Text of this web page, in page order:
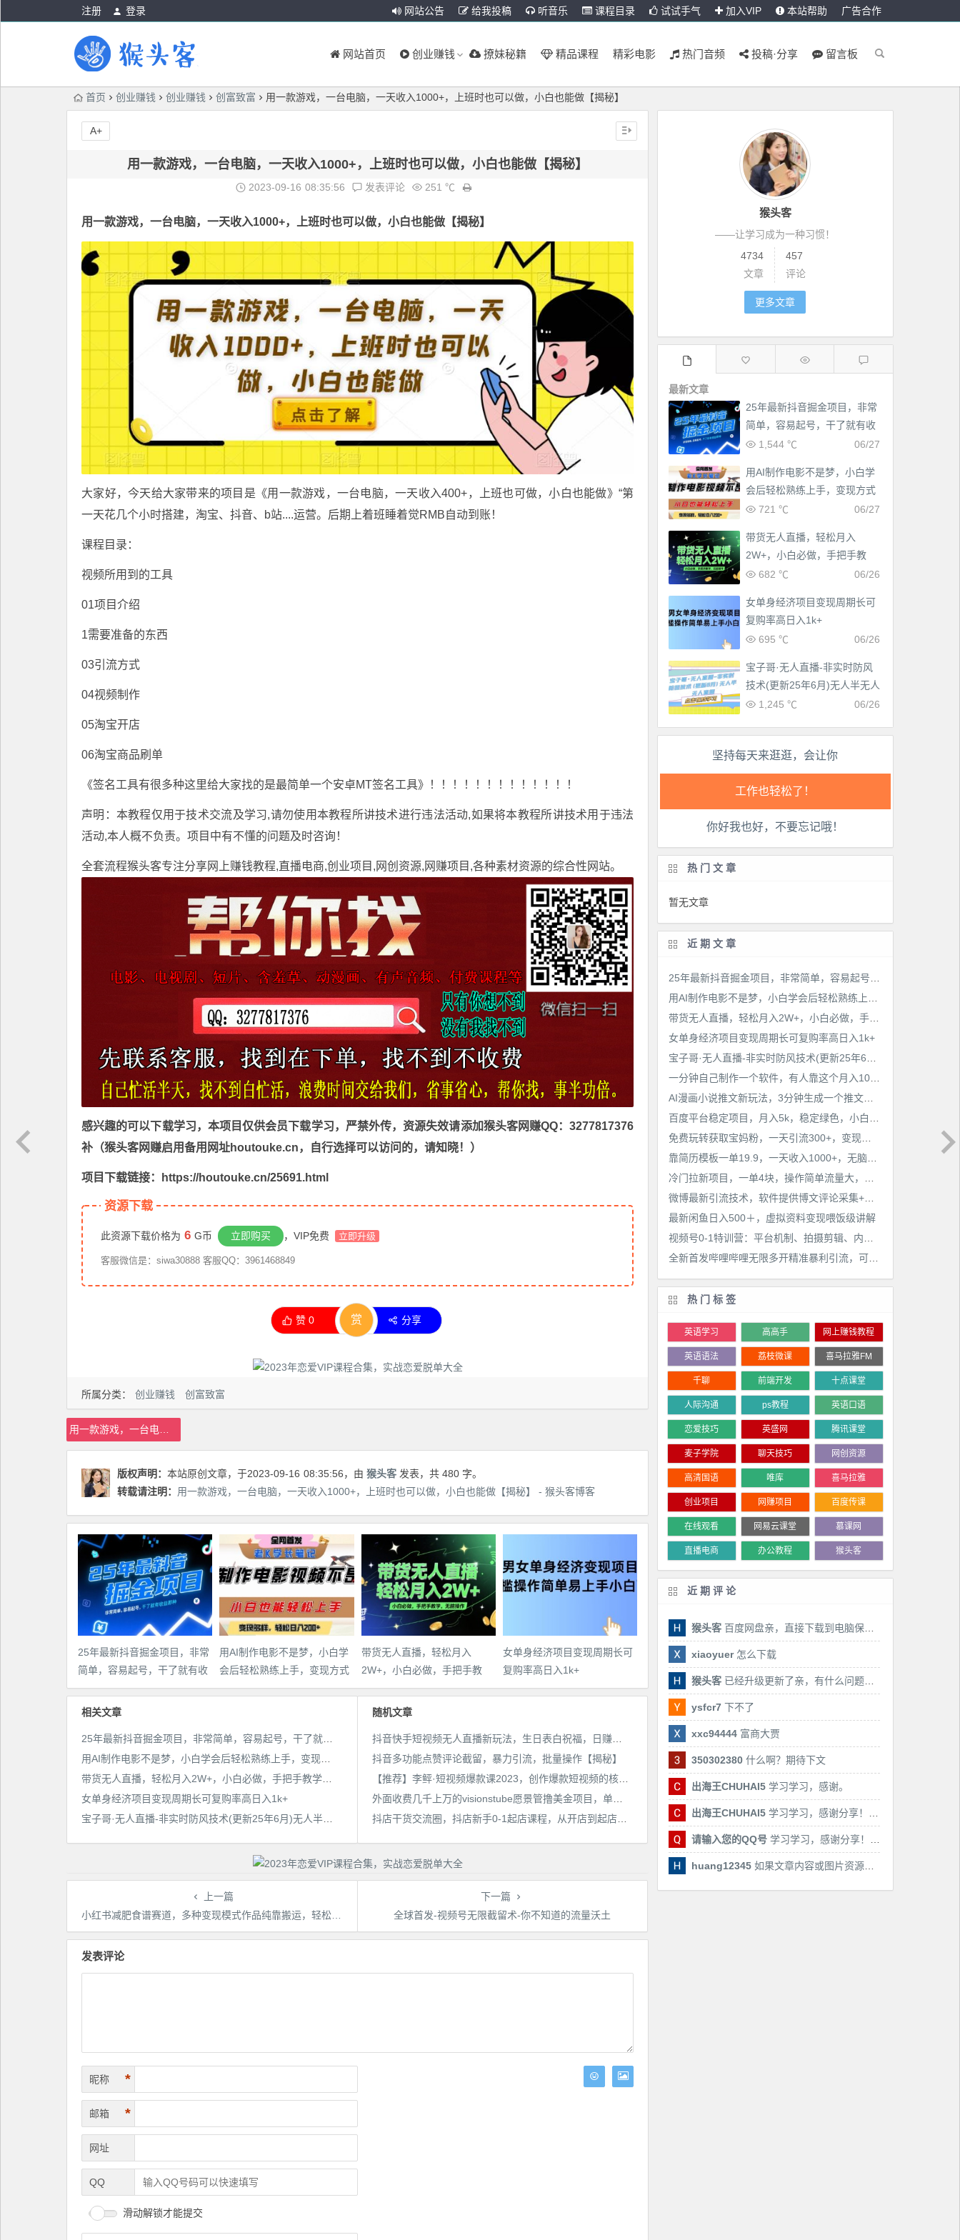
注册 登录 网站公告 给我投稿 听音乐 课程目录 试试手气 加入VIP 本站帮助 广告合作
网站首页 创业赚钱 撩妹秘籍 精品课程 精彩电影 热门音频 投稿·分享 留言板
首页 创业赚钱 创业赚钱 创富致富 用一款游戏，一台电脑，一天收入1000+，上班时也可以做，小白也能做【揭秘】
用一款游戏，一台电脑，一天收入1000+，上班时也可以做，小白也能做【揭秘】
2023-09-16 08:35:56 发表评论 251 ℃
用一款游戏，一台电脑，一天收入1000+，上班时也可以做，小白也能做【揭秘】
大家好，今天给大家带来的项目是《用一款游戏，一台电脑，一天收入400+，上班也可做，小白也能做》“第
一天花几个小时搭建，淘宝、抖音、b站....运营。后期上着班睡着觉RMB自动到账！
课程目录：
视频所用到的工具
01项目介绍
1需要准备的东西
03引流方式
04视频制作
05淘宝开店
06淘宝商品刷单
《签名工具有很多种这里给大家找的是最简单一个安卓MT签名工具》！！！！！！！！！！！！！
声明：本教程仅用于技术交流及学习,请勿使用本教程所讲技术进行违法活动,如果将本教程所讲技术用于违法
活动,本人概不负责。项目中有不懂的问题及时咨询！
全套流程猴头客专注分享网上赚钱教程,直播电商,创业项目,网创资源, 网赚项目 ,各种素材资源的综合性网站。
感兴趣的可以下载学习，本项目仅供会员下载学习，严禁外传，资源失效请添加猴头客网赚QQ：3277817376
补（猴头客网赚启用备用网址houtouke.cn，自行选择可以访问的，请知晓！）
项目下载链接：https://houtouke.cn/25691.html
资源下载
此资源下载价格为 6 G币 立即购买 ，VIP免费 立即升级
客服微信是：siwa30888 客服QQ：3961468849
赞0 赏 分享
A+
所属分类： 创业赚钱 创富致富
用一款游戏，一台电脑，一天收入1000+，上班时也可以做，小白也能做【揭秘】
版权声明： 本站原创文章，于2023-09-16 08:35:56，由 猴头客 发表，共 480 字。
转载请注明： 用一款游戏，一台电脑，一天收入1000+，上班时也可以做，小白也能做【揭秘】 - 猴头客博客
25年最新抖音掘金项目，非常
简单，容易起号，干了就有收
益那种
用AI制作电影不是梦，小白学
会后轻松熟练上手，变现方式
多样，日入2张+
带货无人直播，轻松月入
2W+，小白必做，手把手教
学，无脑操作(附学习资料)
女单身经济项目变现周期长可
复购率高日入1k+
相关文章
女单身经济项目变现周期长可复购率高日入1k+
随机文章
抖音快手短视频无人直播新玩法，生日表白祝福，日赚几十到几百（教程+视频模板素材）
抖音多功能点赞评论截留，暴力引流，批量操作【揭秘】
【推荐】李鲆·短视频爆款课2023，创作爆款短视频的核心密码
外面收费几千上万的visionstube愿景管撸美金项目，单日收益30-50美金+工作室可批量多开搞
抖店干货交流圈，抖店新手0-1起店课程，从开店到起店，小白一看就懂
上一篇
小红书减肥食谱赛道，多种变现模式作品纯靠搬运，轻松日入1000+！【揭秘】
下一篇
全球首发-视频号无限截留术-你不知道的流量沃土
发表评论
昵称 *
邮箱 *
网址
QQ
滑动解锁才能提交
猴头客
——让学习成为一种习惯！
4734
文章
457
评论
更多文章
最新文章
25年最新抖音掘金项目，非常
简单，容易起号，干了就有收
益那种
06/27
1,544 ℃
用AI制作电影不是梦，小白学
会后轻松熟练上手，变现方式
多样，日入2张+
06/27
721 ℃
带货无人直播，轻松月入
2W+，小白必做，手把手教
学，无脑操作(附学习资料)06/26
682 ℃
女单身经济项目变现周期长可
复购率高日入1k+
06/26
695 ℃
宝子哥·无人直播-非实时防风
技术(更新25年6月)无人半无人
直播
06/26
1,245 ℃
坚持每天来逛逛，会让你
工作也轻松了！
生活也美好了！
心情也舒畅了！
腿也不痛了！
腰也不酸了！
工作也轻松了！
你好我也好，不要忘记哦！
热门文章
暂无文章
近期文章
带货无人直播，轻松月入2W+，小白必做，手把手教学，无脑操作(附学习资料)
女单身经济项目变现周期长可复购率高日入1k+
一分钟自己制作一个软件，有人靠这个月入10W+
AI漫画小说推文新玩法，3分钟生成一个推文视频，保姆级教程【配项目操作和软件教程】
免费玩转获取宝妈粉，一天引流300+，变现超乎你想象
微博最新引流技术，软件提供博文评论采集+私信实现精准引流【揭秘】
最新闲鱼日入500＋，虚拟资料变现喂饭级讲解
全新首发哔哩哔哩无限多开精准暴利引流，可无限多开，抗封首发精品脚本
热门标签
英语学习 高高手 网上赚钱教程
英语语法 荔枝微课 喜马拉雅FM
千聊 前端开发 十点课堂
人际沟通 ps教程 英语口语
恋爱技巧 英盛网 腾讯课堂
麦子学院 聊天技巧 网创资源
高清国语 唯库 喜马拉雅
创业项目 网赚项目 百度传课
在线观看 网易云课堂 慕课网
直播电商 办公教程 猴头客
近期评论
猴头客百度网盘亲，直接下载到电脑保存亲，后期有课还会更新
xiaoyuer怎么下载
猴头客已经升级更新了亲，有什么问题随时联系我！
ysfcr7下不了
xxc94444富商大贾
350302380什么啊？期待下文
出海王CHUHAI5学习学习，感谢。
出海王CHUHAI5学习学习，感谢分享！！！
请输入您的QQ号学习学习，感谢分享！！！
huang12345如果文章内容或图片资源失效，请留言反馈，我